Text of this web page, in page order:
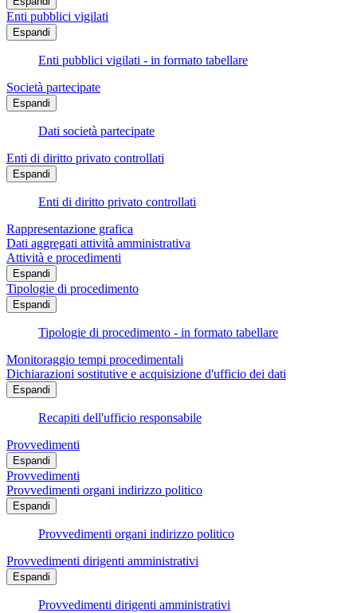
Enti pubblici vigilati
Espandi
Enti pubblici vigilati - in formato tabellare
Società partecipate
Espandi
Dati società partecipate
Enti di diritto privato controllati
Espandi
Enti di diritto privato controllati
Rappresentazione grafica
Dati aggregati attività amministrativa
Attività e procedimenti
Espandi
Tipologie di procedimento
Espandi
Tipologie di procedimento - in formato tabellare
Monitoraggio tempi procedimentali
Dichiarazioni sostitutive e acquisizione d'ufficio dei dati
Espandi
Recapiti dell'ufficio responsabile
Provvedimenti
Espandi
Provvedimenti
Provvedimenti organi indirizzo politico
Espandi
Provvedimenti organi indirizzo politico
Provvedimenti dirigenti amministrativi
Espandi
Provvedimenti dirigenti amministrativi